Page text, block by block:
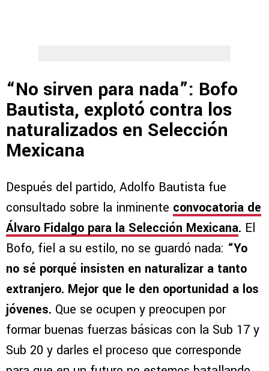
“No sirven para nada”: Bofo
Bautista, explotó contra los
naturalizados en Selección
Mexicana
Después del partido, Adolfo Bautista fue
consultado sobre la inminente convocatoria de
Álvaro Fidalgo para la Selección Mexicana. El
Bofo, fiel a su estilo, no se guardó nada: “Yo
no sé porqué insisten en naturalizar a tanto
extranjero. Mejor que le den oportunidad a los
jóvenes. Que se ocupen y preocupen por
formar buenas fuerzas básicas con la Sub 17 y
Sub 20 y darles el proceso que corresponde